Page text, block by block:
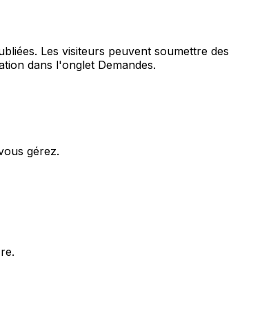
Les visiteurs peuvent soumettre des
dans l'onglet Demandes.
gérez.